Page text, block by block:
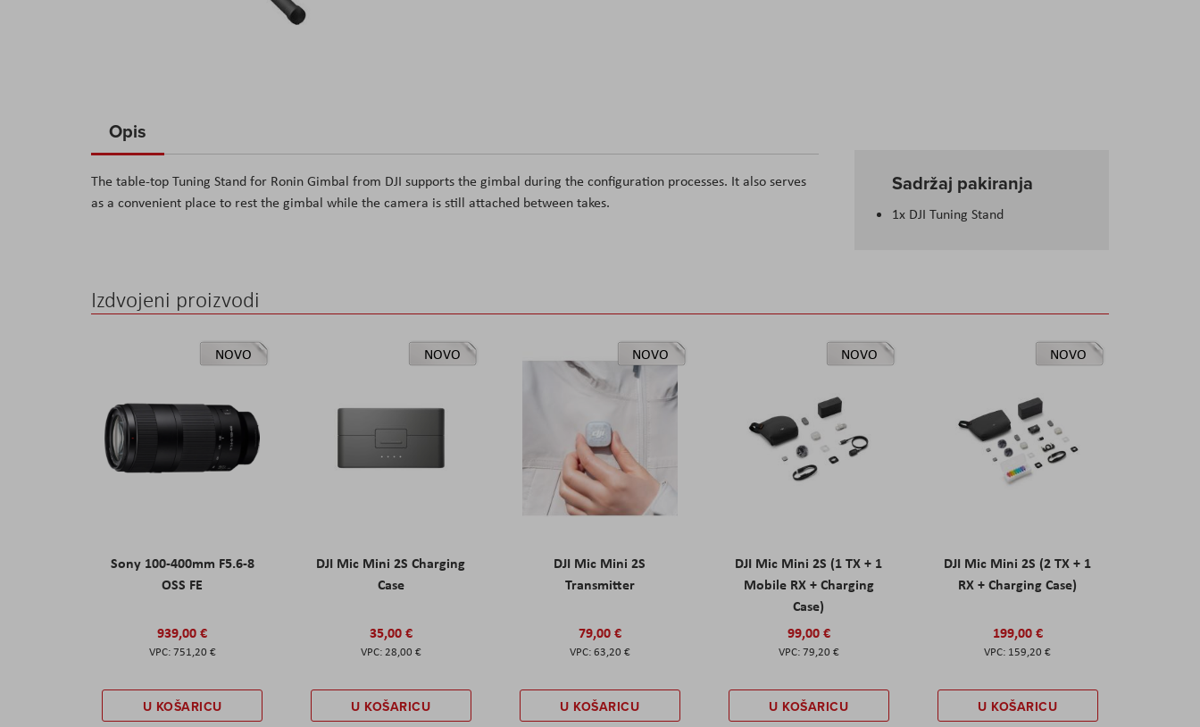
the
of
the
Sadržaj pakiranja
1x DJI Tuning Stand
Opis
The table-top Tuning Stand for Ronin Gimbal from DJI supports the gimbal during the configuration processes. It also serves
as a convenient place to rest the gimbal while the camera is still attached between takes.
Izdvojeni proizvodi
NOVO
Sony 100-400mm F5.6-8
OSS FE
939,00 €
751,20 €
U KOŠARICU
NOVO
DJI Mic Mini 2S Charging
Case
35,00 €
28,00 €
U KOŠARICU
NOVO
DJI Mic Mini 2S
Transmitter
79,00 €
63,20 €
U KOŠARICU
NOVO
DJI Mic Mini 2S (1 TX + 1
Mobile RX + Charging
Case)
99,00 €
79,20 €
U KOŠARICU
NOVO
DJI Mic Mini 2S (2 TX + 1
RX + Charging Case)
199,00 €
159,20 €
U KOŠARICU